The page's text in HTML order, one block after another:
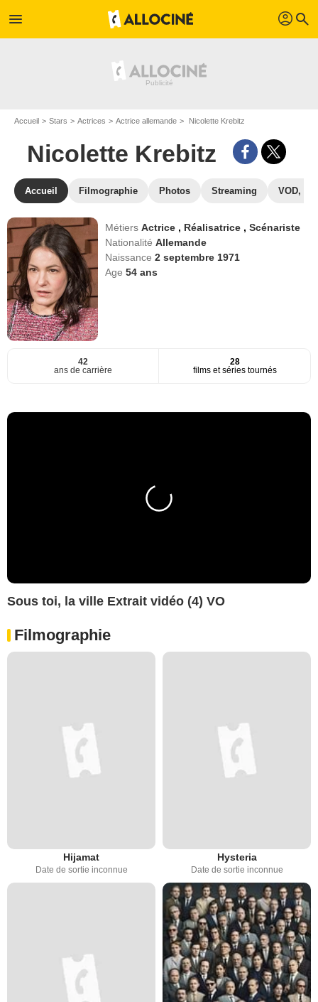
menu profil search
Accueil Stars Actrices Actrice allemande Nicolette Krebitz
Nicolette Krebitz
Accueil Filmographie Photos Streaming VOD,
MétiersActrice , Réalisatrice ,Scénariste
NationalitéAllemande
Naissance2 septembre 1971
Age54 ans
42
ans de carrière
28
films et séries tournés
Sous toi, la ville Extrait vidéo (4) VO
Filmographie
Hijamat
Date de sortie inconnue
Hysteria
Date de sortie inconnue